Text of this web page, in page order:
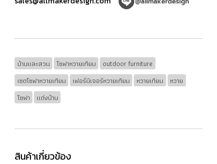
บ้านและสวน โซฟาหวายเทียม
outdoor furniture
เซตโซฟาหวายเทียม
เฟอร์นิเจอร์หวายเทียม หวายเทียม
หวาย
โซฟา
แต่งบ้าน
สินค้าเกี่ยวข้อง